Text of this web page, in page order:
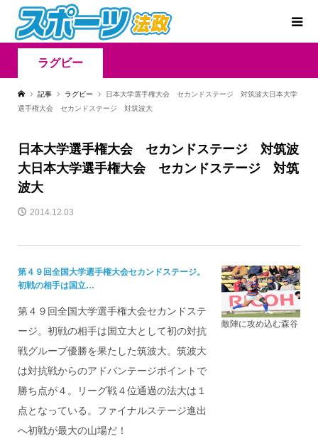
ラグビー
記事 ラグビー
日本大学選手権大会 セカンドステージ 対筑波大日本大学
選手権大会 セカンドステージ 対筑波大
日本大学選手権大会 セカンドステージ 対筑波
大日本大学選手権大会 セカンドステージ 対筑
波大
2014.12.03
第４９回全国大学選手権大会セカンドステージ。
初戦の相手は国立…
第４９回全国大学選手権大会セカンドステ
ージ。初戦の相手は国立大として初の対抗
戦グループ優勝を果たした筑波大。筑波大
は対抗戦からのアドバンテージポイントで
勝ち点が４。リーグ戦４位通過の法大は１
点となっている。ファイナルステージ進出
へ初戦が最大の山場だ！
敵陣に攻め込む森谷